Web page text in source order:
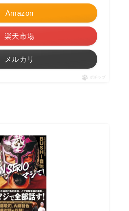
Amazon
楽天市場
メルカリ
ポチップ